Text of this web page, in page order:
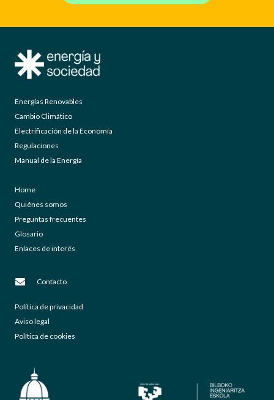
Energías Renovables
Cambio Climático
Electrificación de la Economía
Regulaciones
Manual de la Energía
Home
Quiénes somos
Preguntas frecuentes
Glosario
Enlaces de interés
Contacto
Política de privacidad
Aviso legal
Política de cookies